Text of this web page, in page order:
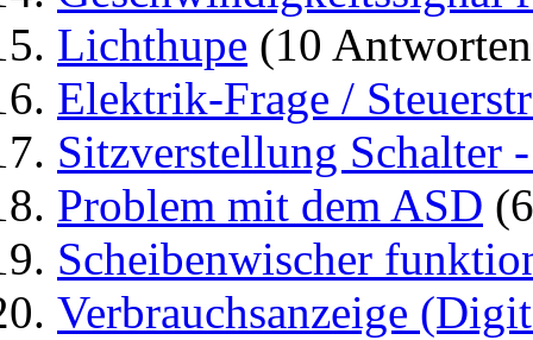
Lichthupe (10
Elektrik-Frage /
Sitzverstellung Schalter
Problem mit dem ASD
Scheibenwischer
Verbrauchsanzeige